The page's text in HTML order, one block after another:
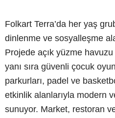
Folkart Terra’da her yaş
dinlenme ve sosyalleşme
Projede açık yüzme
yanı sıra güvenli çocuk
parkurları, padel ve
etkinlik alanlarıyla modern
sunuyor. Market, restoran